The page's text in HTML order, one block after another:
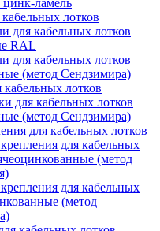
ламель
лотков
для кабельных лотков
RAL
для кабельных лотков
(метод Сендзимира)
лотков
для кабельных лотков
(метод Сендзимира)
для кабельных лотков
для кабельных
(метод
для кабельных
(метод